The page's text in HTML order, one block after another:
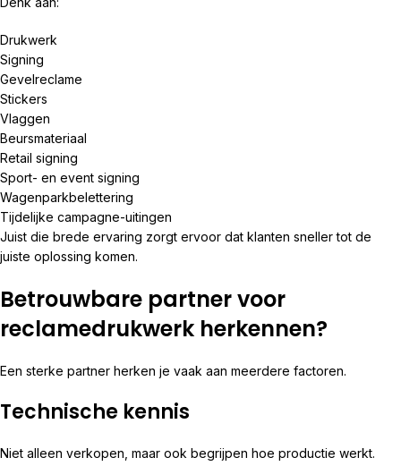
Drukwerk
Signing
Gevelreclame
Stickers
Vlaggen
Beursmateriaal
Retail signing
Sport- en event signing
Wagenparkbelettering
Tijdelijke campagne-uitingen
Juist die brede ervaring zorgt ervoor dat klanten sneller tot de
juiste oplossing komen.
Betrouwbare partner voor
reclamedrukwerk herkennen?
Een sterke partner herken je vaak aan meerdere factoren.
Technische kennis
Niet alleen verkopen, maar ook begrijpen hoe productie werkt.